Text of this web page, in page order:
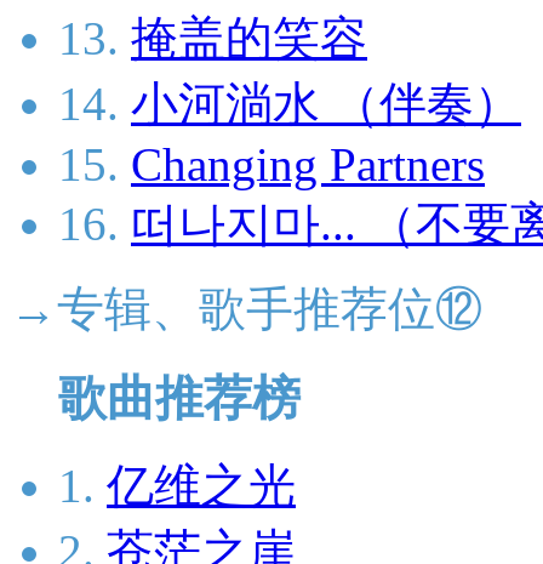
13. 掩盖的笑容
14. 小河淌水 （伴奏）
15. Changing Partners
16. 떠나지마... （不要
→专辑、歌手推荐位⑫
歌曲推荐榜
1. 亿维之光
2. 苍茫之崖